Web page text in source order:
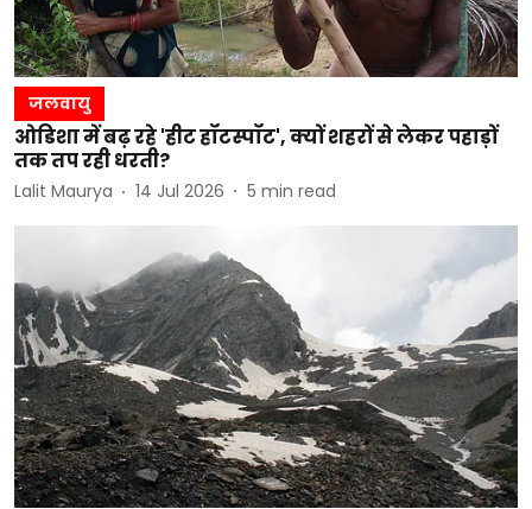
जलवायु
ओडिशा में बढ़ रहे 'हीट हॉटस्पॉट', क्यों शहरों से लेकर पहाड़ों
तक तप रही धरती?
Lalit Maurya 14 Jul 2026 5 min read